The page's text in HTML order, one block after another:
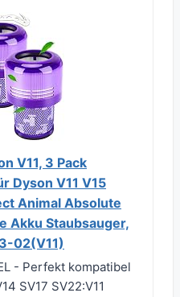
V11, 3 Pack
Dyson V11 V15
Animal Absolute
Akku Staubsauger,
02(V11)
- Perfekt kompatibel
SV17 SV22:V11